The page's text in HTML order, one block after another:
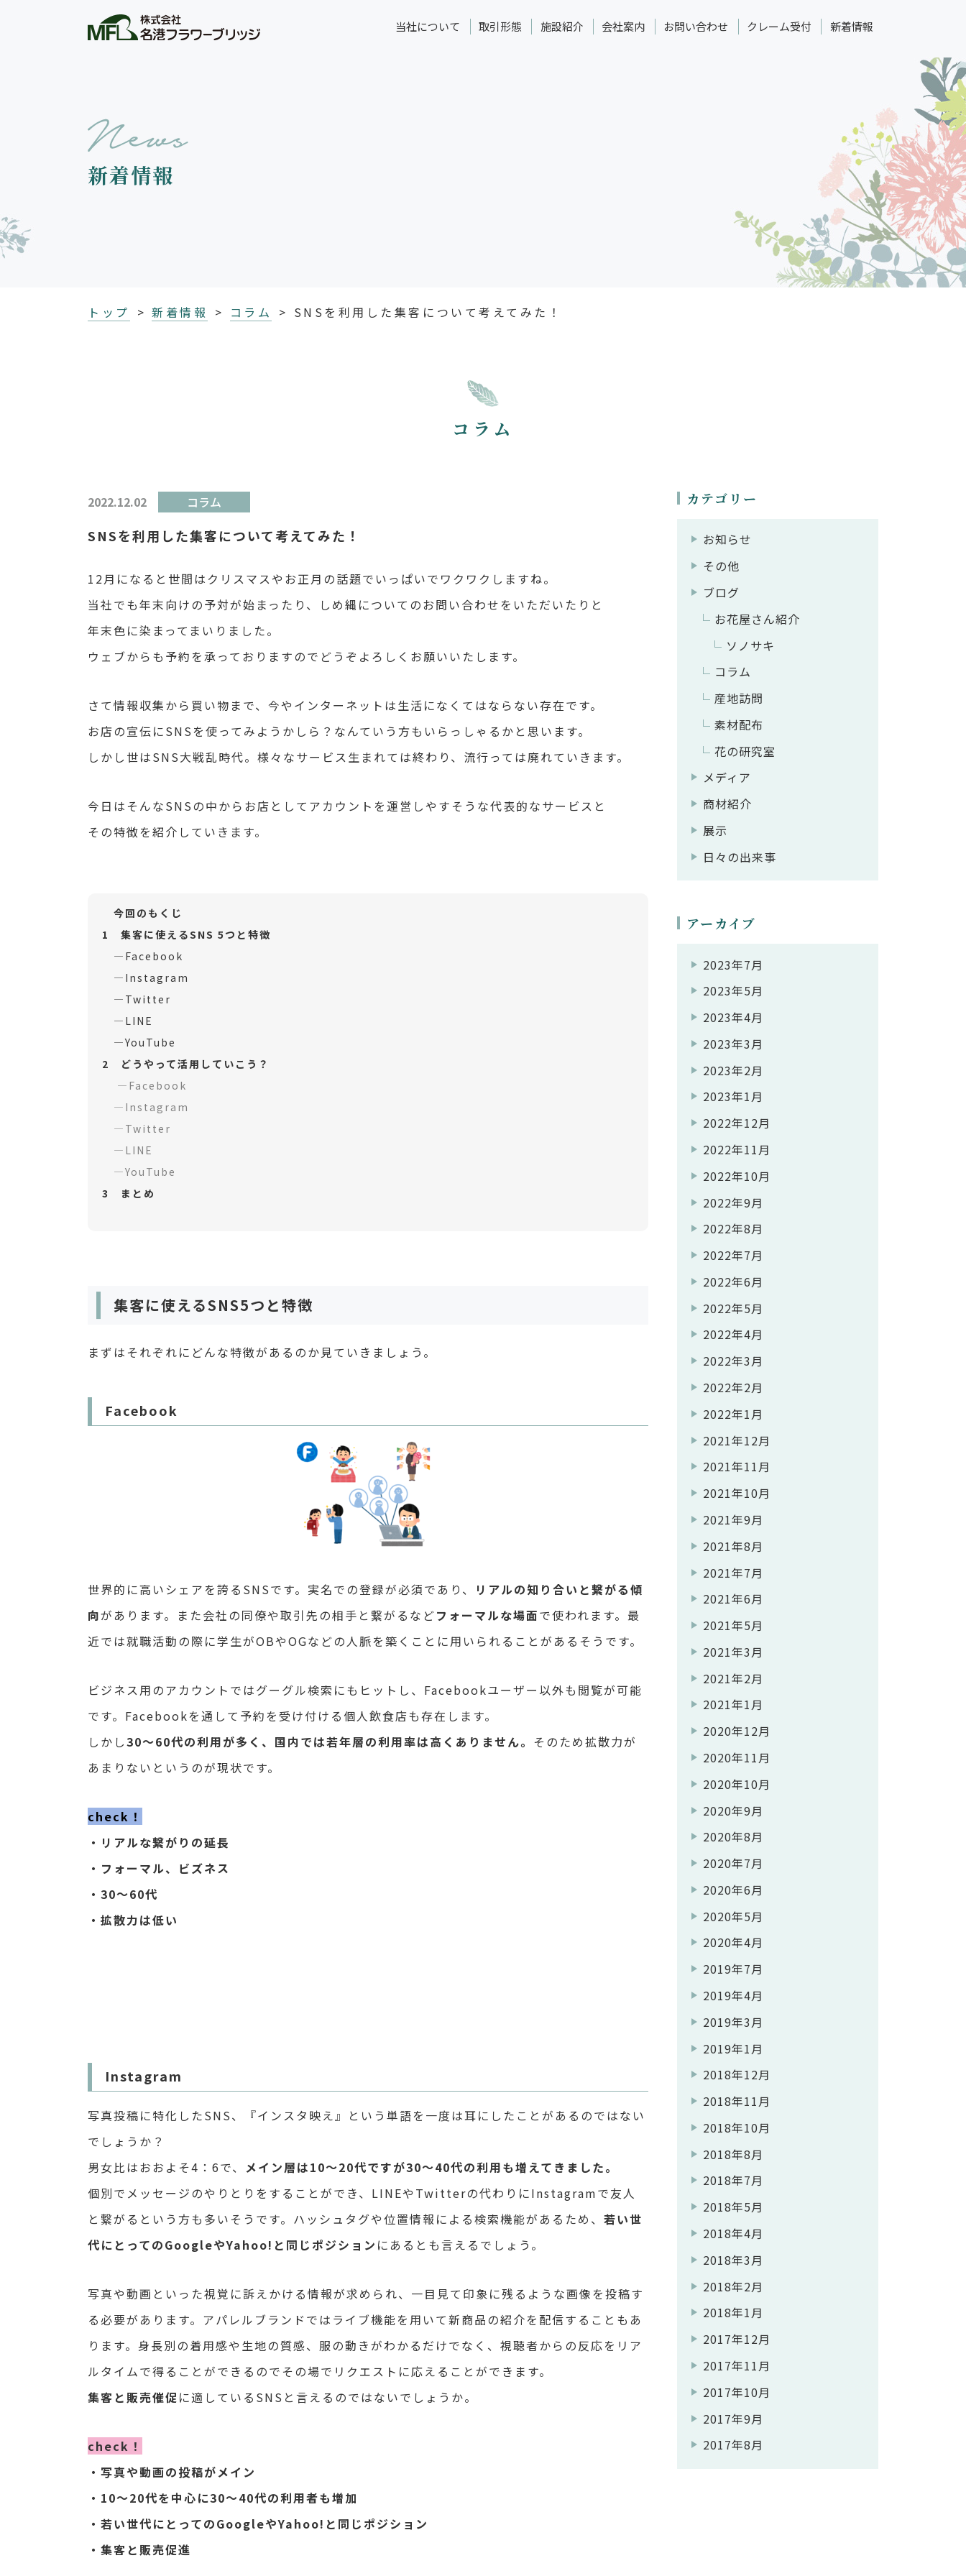
当社について 取引形態 施設紹介 会社案内 お問い合わせ クレーム受付 新着情報
新着情報
トップ 新着情報 コラム SNSを利用した集客について考えてみた！
コラム
2022.12.02 コラム
SNSを利用した集客について考えてみた！
12月になると世間はクリスマスやお正月の話題でいっぱいでワクワクしますね。
当社でも年末向けの予対が始まったり、しめ縄についてのお問い合わせをいただいたりと
年末色に染まってまいりました。
ウェブからも予約を承っておりますのでどうぞよろしくお願いいたします。
さて情報収集から買い物まで、今やインターネットは生活になくてはならない存在です。
お店の宣伝にSNSを使ってみようかしら？なんていう方もいらっしゃるかと思います。
しかし世はSNS大戦乱時代。様々なサービス生まれては終わり、流行っては廃れていきます。
今日はそんなSNSの中からお店としてアカウントを運営しやすそうな代表的なサービスと
その特徴を紹介していきます。
今回のもくじ
1 集客に使えるSNS 5つと特徴
― Facebook
― Instagram
― Twitter
― LINE
―YouTube
2 どうやって活用していこう？
― Facebook
― Instagram
― Twitter
― LINE
―YouTube
3 まとめ
集客に使えるSNS5つと特徴
まずはそれぞれにどんな特徴があるのか見ていきましょう。
Facebook
世界的に高いシェアを誇るSNSです。実名での登録が必須であり、
リアルの知り合いと繋がる傾
向があります。また会社の同僚や取引先の相手と繋がるなどフォーマルな場面で使われます。最
近では就職活動の際に学生がOBやOGなどの人脈を築くことに用いられることがあるそうです。
ビジネス用のアカウントではグーグル検索にもヒットし、Facebookユーザー以外も閲覧が可能
です。Facebookを通して予約を受け付ける個人飲食店も存在します。
しかし30～60代の利用が多く、国内では若年層の利用率は高くありません。 そのため拡散力が
あまりないというのが現状です。
check！
・リアルな繋がりの延長
・フォーマル、ビズネス
・30～60代
・拡散力は低い
Instagram
写真投稿に特化したSNS、『インスタ映え』という単語を一度は耳にしたことがあるのではない
でしょうか？
男女比はおおよそ4：6で、 メイン層は10～20代ですが30～40代の利用も増えてきました。
個別でメッセージのやりとりをすることができ、LINEやTwitterの代わりにInstagramで友人
と繋がるという方も多いそうです。 ハッシュタグや位置情報による検索機能があるため、 若い世
代にとってのGoogleやYahoo!と同じポジション にあるとも言えるでしょう。
写真や動画といった視覚に訴えかける情報が求められ、一目見て印象に残るような画像を投稿す
る必要があります。 アパレルブランドではライブ機能を用いて新商品の紹介を配信することもあ
ります。身長別の着用感や生地の質感、服の動きがわかるだけでなく、視聴者からの反応をリア
ルタイムで得ることができるのでその場でリクエストに応えることができます。
集客と販売催促 に適しているSNSと言えるのではないでしょうか。
check！
・写真や動画の投稿がメイン
・10～20代を中心に30～40代の利用者も増加
・若い世代にとってのGoogleやYahoo!と同じポジション
・集客と販売促進
カテゴリー
お知らせ
その他
ブログ
お花屋さん紹介
ソノサキ
コラム
産地訪問
素材配布
花の研究室
メディア
商材紹介
展示
日々の出来事
アーカイブ
2023年7月
2023年5月
2023年4月
2023年3月
2023年2月
2023年1月
2022年12月
2022年11月
2022年10月
2022年9月
2022年8月
2022年7月
2022年6月
2022年5月
2022年4月
2022年3月
2022年2月
2022年1月
2021年12月
2021年11月
2021年10月
2021年9月
2021年8月
2021年7月
2021年6月
2021年5月
2021年3月
2021年2月
2021年1月
2020年12月
2020年11月
2020年10月
2020年9月
2020年8月
2020年7月
2020年6月
2020年5月
2020年4月
2019年7月
2019年4月
2019年3月
2019年1月
2018年12月
2018年11月
2018年10月
2018年8月
2018年7月
2018年5月
2018年4月
2018年3月
2018年2月
2018年1月
2017年12月
2017年11月
2017年10月
2017年9月
2017年8月